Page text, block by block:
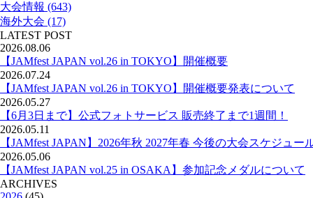
大会情報 (643)
海外大会 (17)
LATEST POST
2026.08.06
【JAMfest JAPAN vol.26 in TOKYO】開催概要
2026.07.24
【JAMfest JAPAN vol.26 in TOKYO】開催概要発表について
2026.05.27
【6月3日まで】公式フォトサービス 販売終了まで1週間！
2026.05.11
【JAMfest JAPAN】2026年秋 2027年春 今後の大会スケジュー
2026.05.06
【JAMfest JAPAN vol.25 in OSAKA】参加記念メダルについて
ARCHIVES